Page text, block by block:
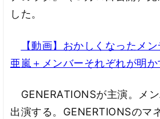
した。
【動画】おかしくなったメ
亜嵐＋メンバーそれぞれが明
GENERATIONSが主演。メ
出演する。GENERTIONSのマ